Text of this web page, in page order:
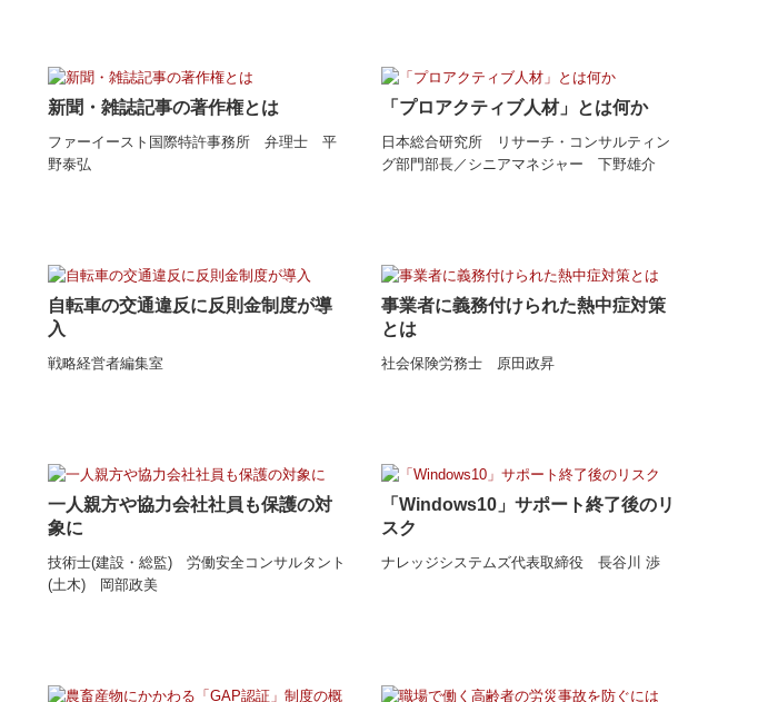
新聞・雑誌記事の著作権とは
ファーイースト国際特許事務所 弁理士 平
野泰弘
「プロアクティブ人材」とは何か
日本総合研究所 リサーチ・コンサルティン
グ部門部長／シニアマネジャー 下野雄介
自転車の交通違反に反則金制度が導
入
戦略経営者編集室
事業者に義務付けられた熱中症対策
とは
社会保険労務士 原田政昇
一人親方や協力会社社員も保護の対
象に
技術士(建設・総監) 労働安全コンサルタント
(土木) 岡部政美
「Windows10」サポート終了後のリ
スク
ナレッジシステムズ代表取締役 長谷川 渉